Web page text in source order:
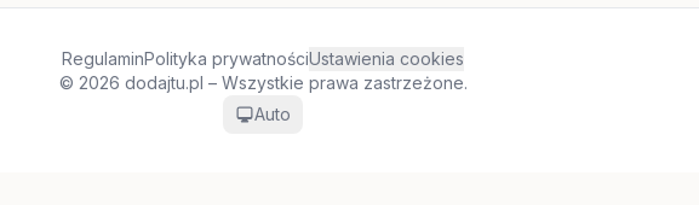
RegulaminPolityka prywatnościUstawienia cookies
© 2026 dodajtu.pl – Wszystkie prawa zastrzeżone.
Auto